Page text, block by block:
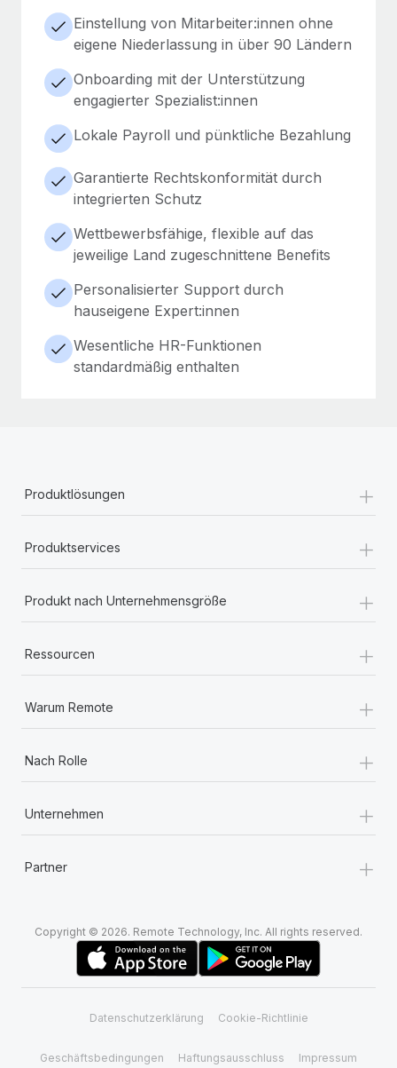
Einstellung von Mitarbeiter:innen ohne
eigene Niederlassung in über 90 Ländern
Onboarding mit der Unterstützung
engagierter Spezialist:innen
Lokale Payroll und pünktliche Bezahlung
Garantierte Rechtskonformität durch
integrierten Schutz
Wettbewerbsfähige, flexible auf das
jeweilige Land zugeschnittene Benefits
Personalisierter Support durch
hauseigene Expert:innen
Wesentliche HR-Funktionen
standardmäßig enthalten
Produktlösungen +
Produktservices +
Produkt nach Unternehmensgröße +
Ressourcen +
Warum Remote +
Nach Rolle +
Unternehmen +
Partner +
Copyright © 2026. Remote Technology, Inc. All rights reserved.
Datenschutzerklärung Cookie-Richtlinie
Geschäftsbedingungen Haftungsausschluss Impressum